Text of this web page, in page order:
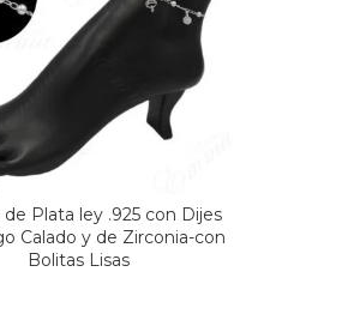
de Plata ley .925 con Dijes
Calado y de Zirconia-con
Bolitas Lisas